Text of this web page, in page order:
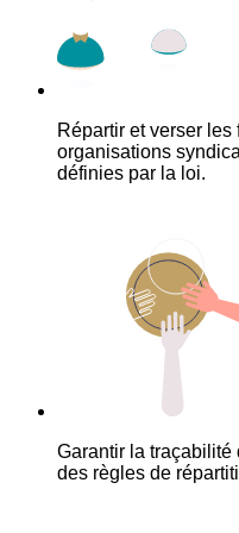
Répartir et verser
organisations
définies par la loi.
Garantir la traçabilité
des règles de